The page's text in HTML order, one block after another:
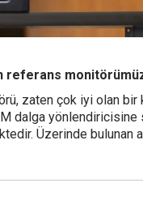
referans
zaten çok iyi olan
dalga
Üzerinde